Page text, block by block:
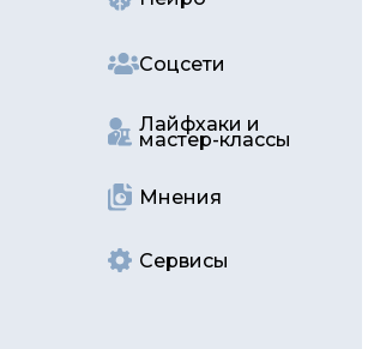
Соцсети
Лайфхаки и
мастер-классы
Мнения
Сервисы